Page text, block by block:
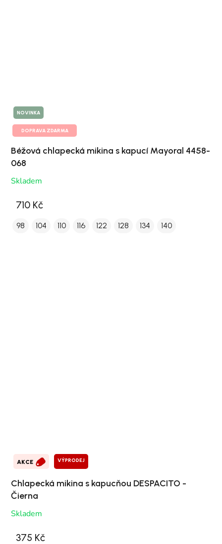
NOVINKA
DOPRAVA ZDARMA
Béžová chlapecká mikina s kapucí Mayoral 4458-
068
Skladem
710 Kč
98 104 110 116 122 128 134 140
AKCE VÝPRODEJ
Chlapecká mikina s kapucňou DESPACITO -
Čierna
Skladem
375 Kč